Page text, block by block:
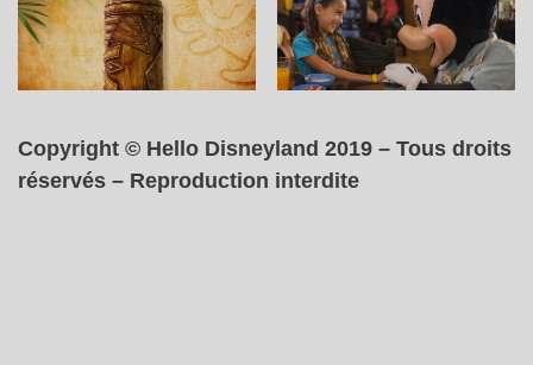
Copyright © Hello Disneyland 2019 – Tous droits
réservés – Reproduction interdite